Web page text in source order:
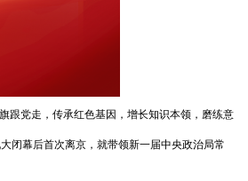
跟党走，传承红色基因，增长知识本领，磨练意
闭幕后首次离京，就带领新一届中央政治局常